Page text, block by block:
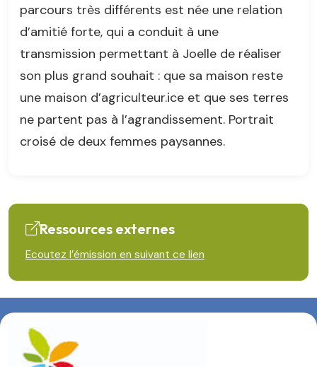
parcours très différents est née une relation
d’amitié forte, qui a conduit à une
transmission permettant à Joelle de réaliser
son plus grand souhait : que sa maison reste
une maison d’agriculteur.ice et que ses terres
ne partent pas à l’agrandissement. Portrait
croisé de deux femmes paysannes.
Ressources externes
Ecoutez l’émission en suivant ce lien